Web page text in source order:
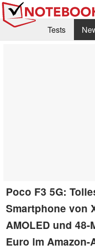
Tests
Poco F3 5G:
Smartphone von
AMOLED und 48-
Euro im Amazon-